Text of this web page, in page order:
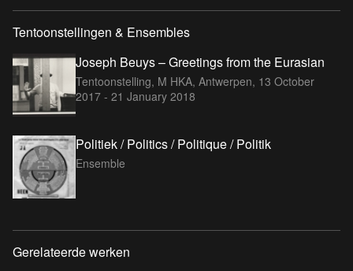
Tentoonstellingen & Ensembles
Joseph Beuys – Greetings from the Eurasian
Tentoonstelling, M HKA, Antwerpen, 13 October
2017 - 21 January 2018
Politiek / Politics / Politique / Politik
Ensemble
Gerelateerde werken